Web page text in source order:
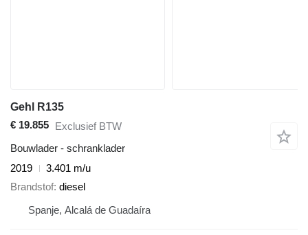
Gehl R135
€ 19.855 Exclusief BTW
Bouwlader - schranklader
2019
3.401 m/u
Brandstof diesel
Spanje, Alcalá de Guadaíra